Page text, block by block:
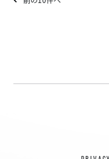
MONSTER TAI-RIKU